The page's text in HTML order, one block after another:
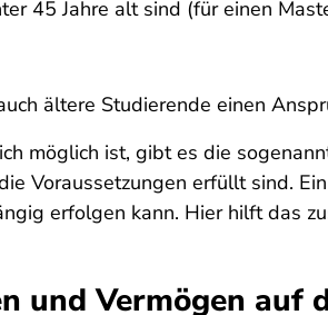
45 Jahre alt sind (für einen
ältere Studierende einen
möglich ist, gibt es die
Voraussetzungen erfüllt sind.
erfolgen kann. Hier hilft das
und Vermögen auf